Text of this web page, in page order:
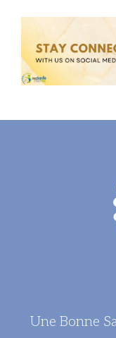
Une Bonne